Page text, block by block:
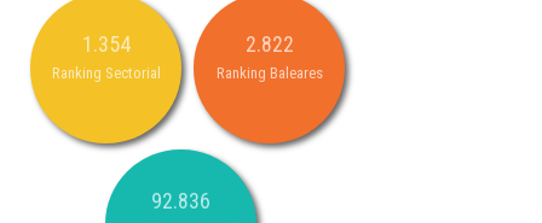
1.354
Ranking Sectorial
2.822
Ranking Baleares
92.836